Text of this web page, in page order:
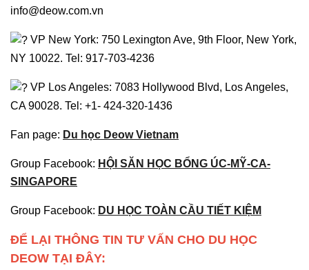
info@deow.com.vn
VP New York: 750 Lexington Ave, 9th Floor, New York,
NY 10022. Tel: 917-703-4236
VP Los Angeles: 7083 Hollywood Blvd, Los Angeles,
CA 90028. Tel: +1- 424-320-1436
Fan page: Du học Deow Vietnam
Group Facebook: HỘI SĂN HỌC BỔNG ÚC-MỸ-CA-
SINGAPORE
Group Facebook: DU HỌC TOÀN CẦU TIẾT KIỆM
ĐỂ LẠI THÔNG TIN TƯ VẤN CHO DU HỌC
DEOW TẠI ĐÂY: